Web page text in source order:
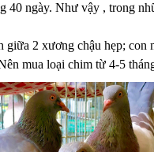
40 ngày. Như vậy , trong
giữa 2 xương chậu hẹp;
mua loại chim từ 4-5